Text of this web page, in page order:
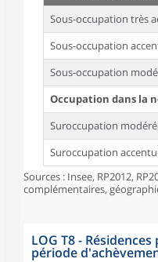
Sous-occupation très
Sous-occupation
Sous-occupation
Occupation dans la
Suroccupation
Suroccupation
Sources : Insee, RP2012,
complémentaires,
LOG T8 -
période